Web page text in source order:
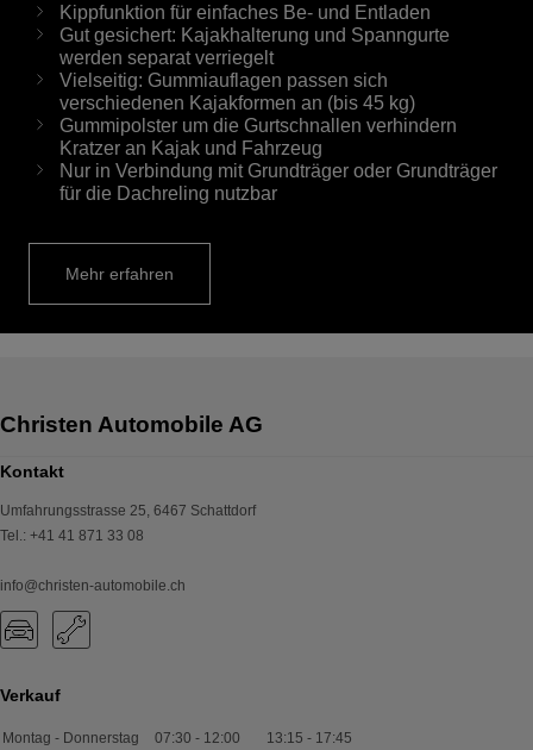
Kippfunktion für einfaches Be- und Entladen
Gut gesichert: Kajakhalterung und Spanngurte
werden separat verriegelt
Vielseitig: Gummiauflagen passen sich
verschiedenen Kajakformen an (bis 45 kg)
Gummipolster um die Gurtschnallen verhindern
Kratzer an Kajak und Fahrzeug
Nur in Verbindung mit Grundträger oder Grundträger
für die Dachreling nutzbar
Mehr erfahren
Kontakt
Umfahrungsstrasse 25 6467 Schattdorf
Tel. : +41 41 871 33 08
info@christen-automobile.ch
Verkauf
Montag - Donnerstag 07:30 - 12:00 13:15 - 17:45